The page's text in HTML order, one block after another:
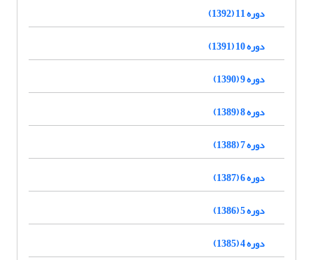
دوره 11 (1392)
دوره 10 (1391)
دوره 9 (1390)
دوره 8 (1389)
دوره 7 (1388)
دوره 6 (1387)
دوره 5 (1386)
دوره 4 (1385)